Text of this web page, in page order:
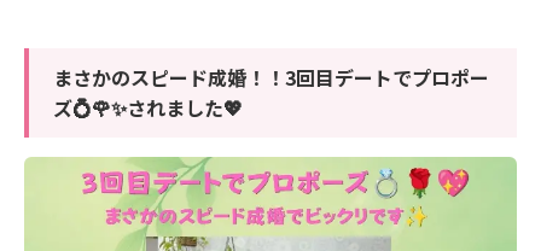
まさかのスピード成婚！！3回目デートでプロポー
ズ💍🌹✨されました💖